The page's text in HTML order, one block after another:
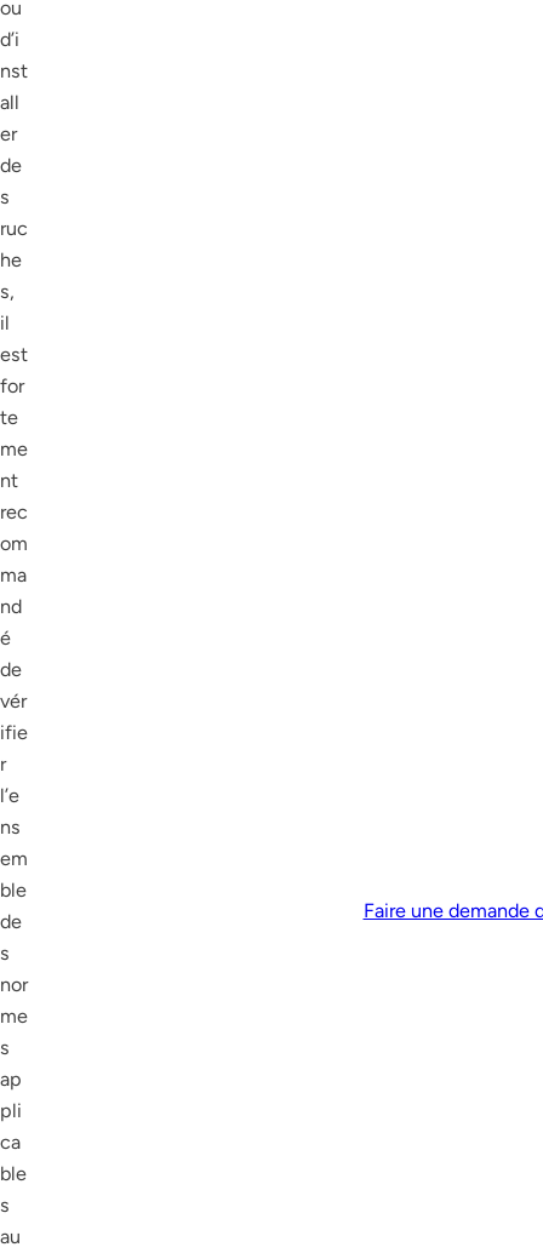
ou
d’i
nst
all
er
de
s
ruc
he
s,
il
est
for
te
me
nt
rec
om
ma
nd
é
de
vér
ifie
r
l’e
ns
em
ble
de
s
nor
me
s
ap
pli
ca
ble
s
au
Faire une demande